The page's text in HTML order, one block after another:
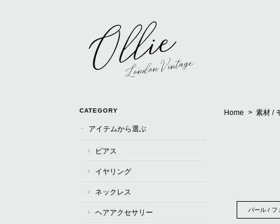
Home 素材 /
パール / フ
CATEGORY
アイテムから選ぶ
ピアス
イヤリング
ネックレス
ヘアアクセサリー